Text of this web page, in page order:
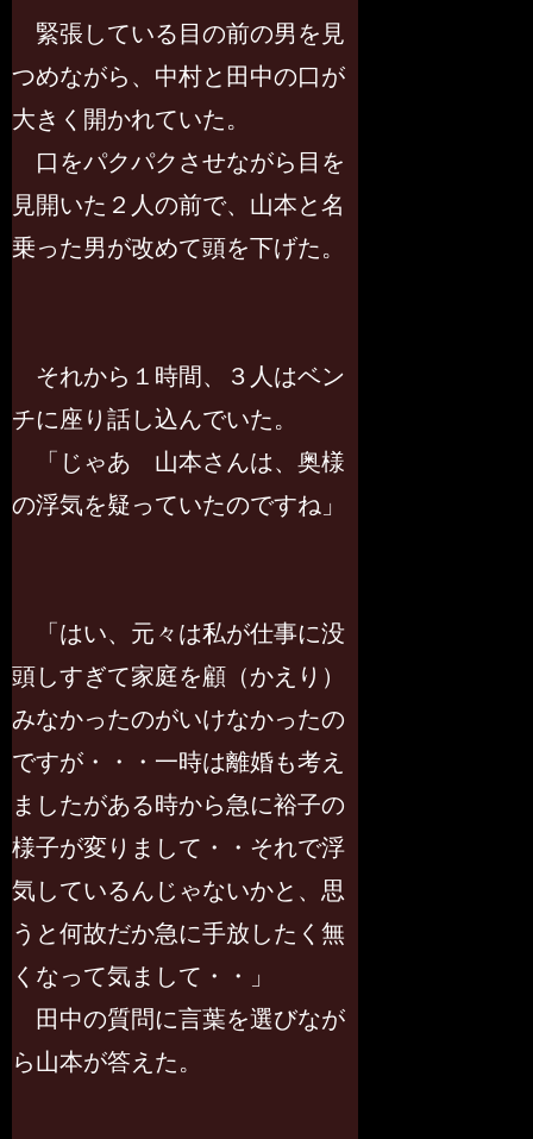
緊張している目の前の男を見
つめながら、中村と田中の口が
大きく開かれていた。
口をパクパクさせながら目を
見開いた２人の前で、山本と名
乗った男が改めて頭を下げた。
それから１時間、３人はベン
チに座り話し込んでいた。
「じゃあ 山本さんは、奥様
の浮気を疑っていたのですね」
「はい、元々は私が仕事に没
頭しすぎて家庭を顧（かえり）
みなかったのがいけなかったの
ですが・・・一時は離婚も考え
ましたがある時から急に裕子の
様子が変りまして・・それで浮
気しているんじゃないかと、思
うと何故だか急に手放したく無
くなって気まして・・」
田中の質問に言葉を選びなが
ら山本が答えた。